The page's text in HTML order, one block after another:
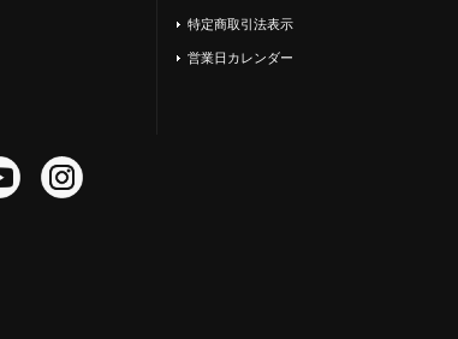
特定商取引法表示
営業日カレンダー